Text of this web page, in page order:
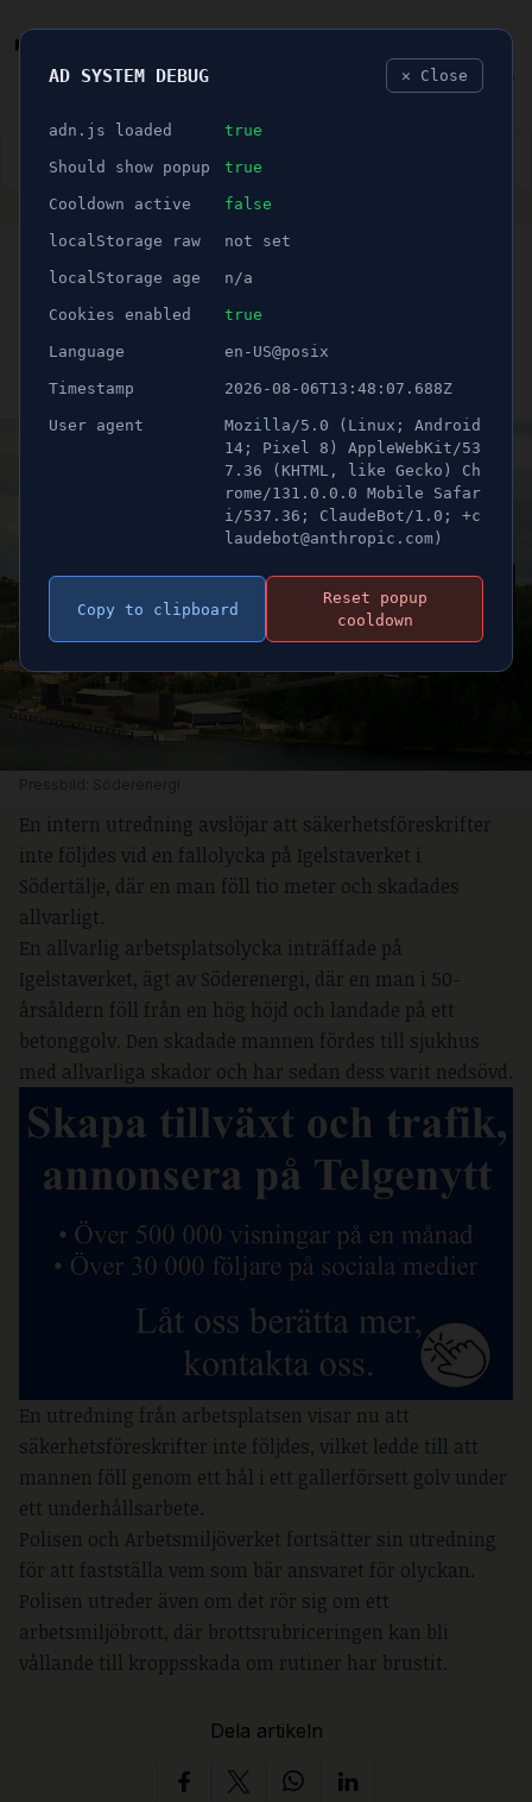
👮🏻‍♂️ BLÅLJUS ÅSIKTER SPORT
ANNONS
Säkerhetsbrister bakom
fallolycka på Igelstaverket
Publicerad 31 augusti 2024 14:08
Uppdaterad 21 juni 2026 10:45
En intern utredning avslöjar att säkerhetsföreskrifter
inte följdes vid en fallolycka på Igelstaverket i
Södertälje, där en man föll tio meter och skadades
allvarligt.
En allvarlig arbetsplatsolycka inträffade på
Igelstaverket, ägt av Söderenergi, där en man i 50-
årsåldern föll från en hög höjd och landade på ett
betonggolv. Den skadade mannen fördes till sjukhus
med allvarliga skador och har sedan dess varit nedsövd.
En utredning från arbetsplatsen visar nu att
säkerhetsföreskrifter inte följdes, vilket ledde till att
mannen föll genom ett hål i ett gallerförsett golv under
ett underhållsarbete.
Polisen och Arbetsmiljöverket fortsätter sin utredning
för att fastställa vem som bär ansvaret för olyckan.
Polisen utreder även om det rör sig om ett
arbetsmiljöbrott, där brottsrubriceringen kan bli
vållande till kroppsskada om rutiner har brustit.
Dela artikeln
AD SYSTEM DEBUG ✕ Close
adn.js loaded true
Should show popup true
Cooldown active false
localStorage raw not set
localStorage age n/a
Cookies enabled true
Language en-US@posix
Timestamp 2026-08-06T13:48:07.688Z
User agent
Mozilla/5.0 (Linux; Android
14; Pixel 8) AppleWebKit/53
7.36 (KHTML, like Gecko) Ch
rome/131.0.0.0 Mobile Safar
i/537.36; ClaudeBot/1.0; +c
laudebot@anthropic.com)
Copy to clipboard
Reset popup
cooldown